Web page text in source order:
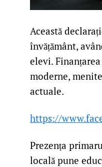
Această
învățământ,
elevi.
moderne,
actuale.
https://
Prezența
locală pune